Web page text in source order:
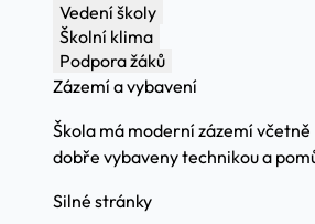
Vedení školy
Školní klima
Podpora žáků
Zázemí a vybavení
Škola má moderní zázemí
dobře vybaveny technikou a
Silné stránky